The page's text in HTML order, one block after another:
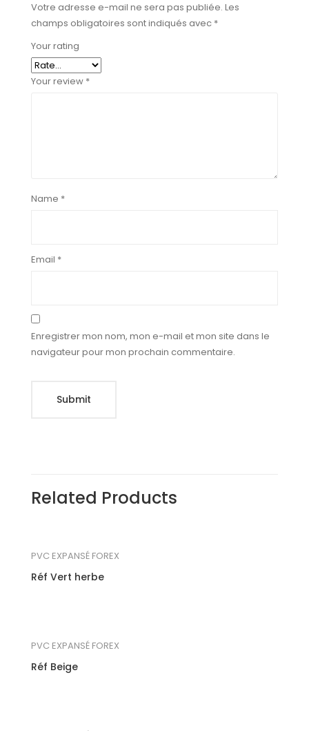
Votre adresse e-mail ne sera pas publiée. Les
champs obligatoires sont indiqués avec *
Your rating
Your review *
Name *
Email *
Enregistrer mon nom, mon e-mail et mon site dans le
navigateur pour mon prochain commentaire.
Related Products
PVC EXPANSÉ FOREX
Réf Vert herbe
PVC EXPANSÉ FOREX
Réf Beige